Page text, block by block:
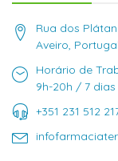
Rua dos
Aveiro, Portugal
Horário de
9h-20h / 7
+351 231 512